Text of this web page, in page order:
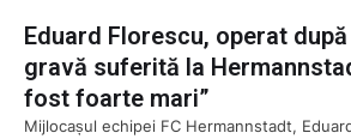
Eduard Florescu, operat
gravă suferită la
fost foarte mari”
Mijlocașul echipei FC Hermannstadt,